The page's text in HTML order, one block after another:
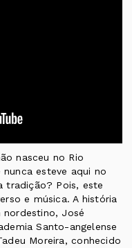
nasceu no Rio
esteve aqui no
tradição? Pois, este
e música. A história
nordestino, José
Santo-angelense
Moreira, conhecido